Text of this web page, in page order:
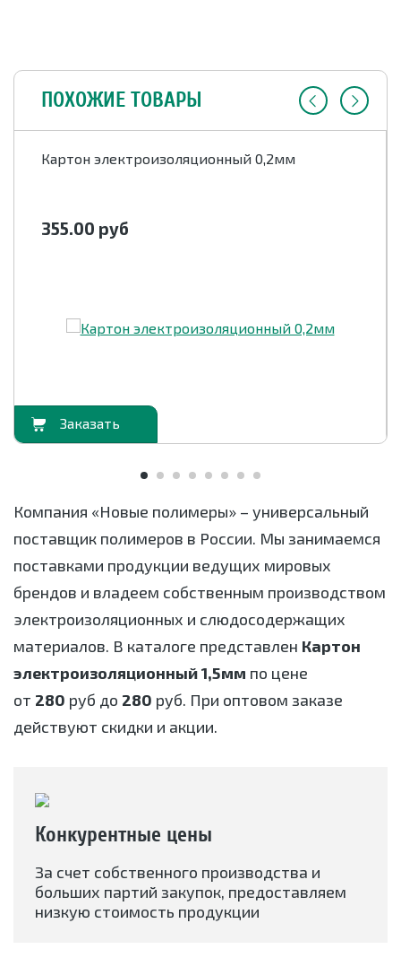
ПОХОЖИЕ ТОВАРЫ
Картон электроизоляционный 0,2мм
355.00 руб
Компания «Новые полимеры» – универсальный
поставщик полимеров в России. Мы занимаемся
поставками продукции ведущих мировых
брендов и владеем собственным производством
электроизоляционных и слюдосодержащих
материалов. В каталоге представлен Картон
электроизоляционный 1,5мм по цене
от 280 руб до 280 руб. При оптовом заказе
действуют скидки и акции.
Конкурентные цены
За счет собственного производства и
больших партий закупок, предоставляем
низкую стоимость продукции